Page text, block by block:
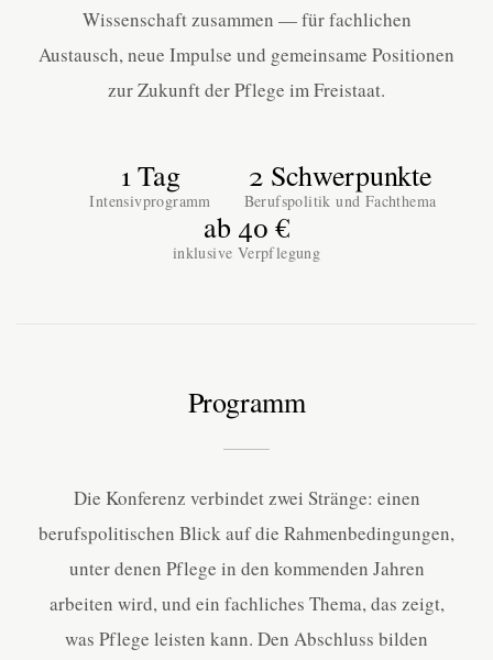
Wissenschaft zusammen — für fachlichen
Austausch, neue Impulse und gemeinsame Positionen
zur Zukunft der Pflege im Freistaat.
1 Tag
Intensivprogramm
2 Schwerpunkte
Berufspolitik und Fachthema
ab 40 €
inklusive Verpflegung
Programm
Die Konferenz verbindet zwei Stränge: einen
berufspolitischen Blick auf die Rahmenbedingungen,
unter denen Pflege in den kommenden Jahren
arbeiten wird, und ein fachliches Thema, das zeigt,
was Pflege leisten kann. Den Abschluss bilden